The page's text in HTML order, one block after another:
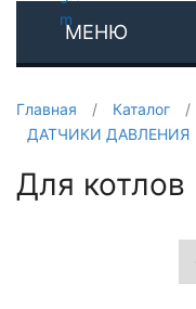
МЕНЮ
Главная / Каталог /
ДАТЧИКИ ДАВЛЕНИЯ
Для котлов